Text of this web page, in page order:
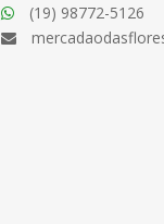
(19) 98772-5126